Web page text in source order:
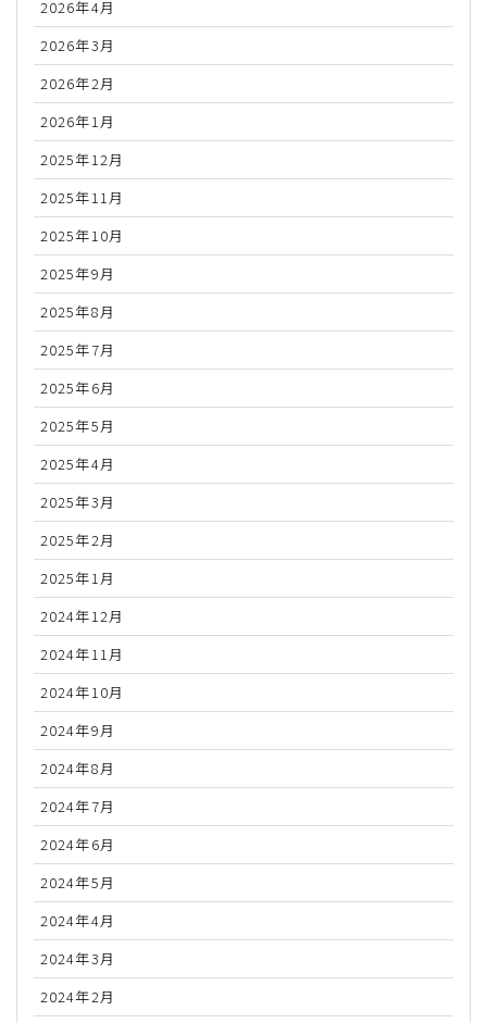
2026年4月
2026年3月
2026年2月
2026年1月
2025年12月
2025年11月
2025年10月
2025年9月
2025年8月
2025年7月
2025年6月
2025年5月
2025年4月
2025年3月
2025年2月
2025年1月
2024年12月
2024年11月
2024年10月
2024年9月
2024年8月
2024年7月
2024年6月
2024年5月
2024年4月
2024年3月
2024年2月